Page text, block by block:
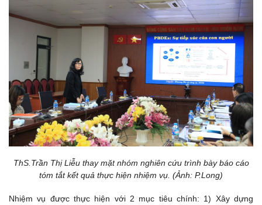
ThS.Trần Thị Liễu thay mặt nhóm nghiên cứu trình bày báo cáo
tóm tắt kết quả thực hiện nhiệm vụ. (Ảnh: P.Long)
Nhiệm vụ được thực hiện với 2 mục tiêu chính: 1) Xây dựng